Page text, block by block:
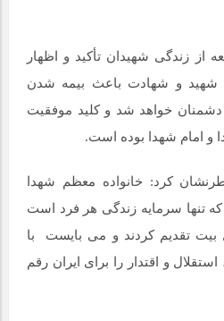
از زندگی شهیدان تأکید و اظهار
شهید و شهادت باعث بیمه شدن
دشمنان خواهد شد و کلید موفقیت
و امام شهدا بوده است.
کرد: خانواده معظم شهدا
تنها سرمایه زندگی هر فرد است
بیت تقدیم کردند و می بایست با
استقلال و اقتدار را برای ایران رقم